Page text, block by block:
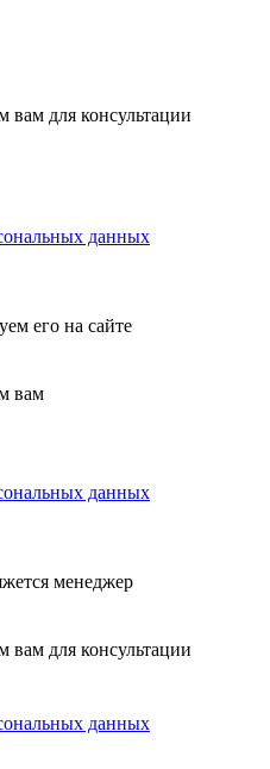
вам для консультации
данных
его на сайте
вам
данных
менеджер
вам для консультации
данных